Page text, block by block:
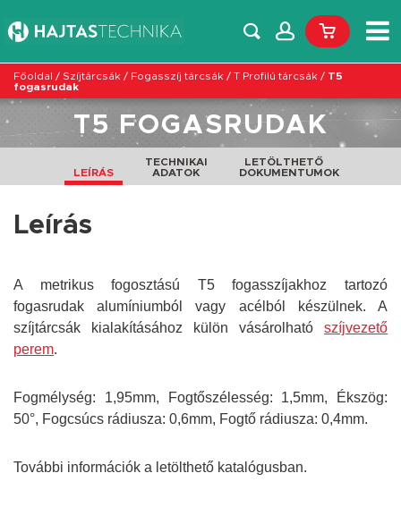
Főoldal / Szíjtárcsák / Fogasszíj tárcsák / T Profilú tárcsák / T5
fogasrudak
T5 FOGASRUDAK
LEÍRÁS
TECHNIKAI
ADATOK
LETÖLTHETŐ
DOKUMENTUMOK
Leírás
A metrikus fogosztású T5 fogasszíjakhoz tartozó
fogasrudak alumíniumból vagy acélból készülnek. A
szíjtárcsák kialakításához külön vásárolható szíjvezető
perem.
Fogmélység: 1,95mm, Fogtőszélesség: 1,5mm, Ékszög:
50°, Fogcsúcs rádiusza: 0,6mm, Fogtő rádiusza: 0,4mm.
További információk a letölthető katalógusban.